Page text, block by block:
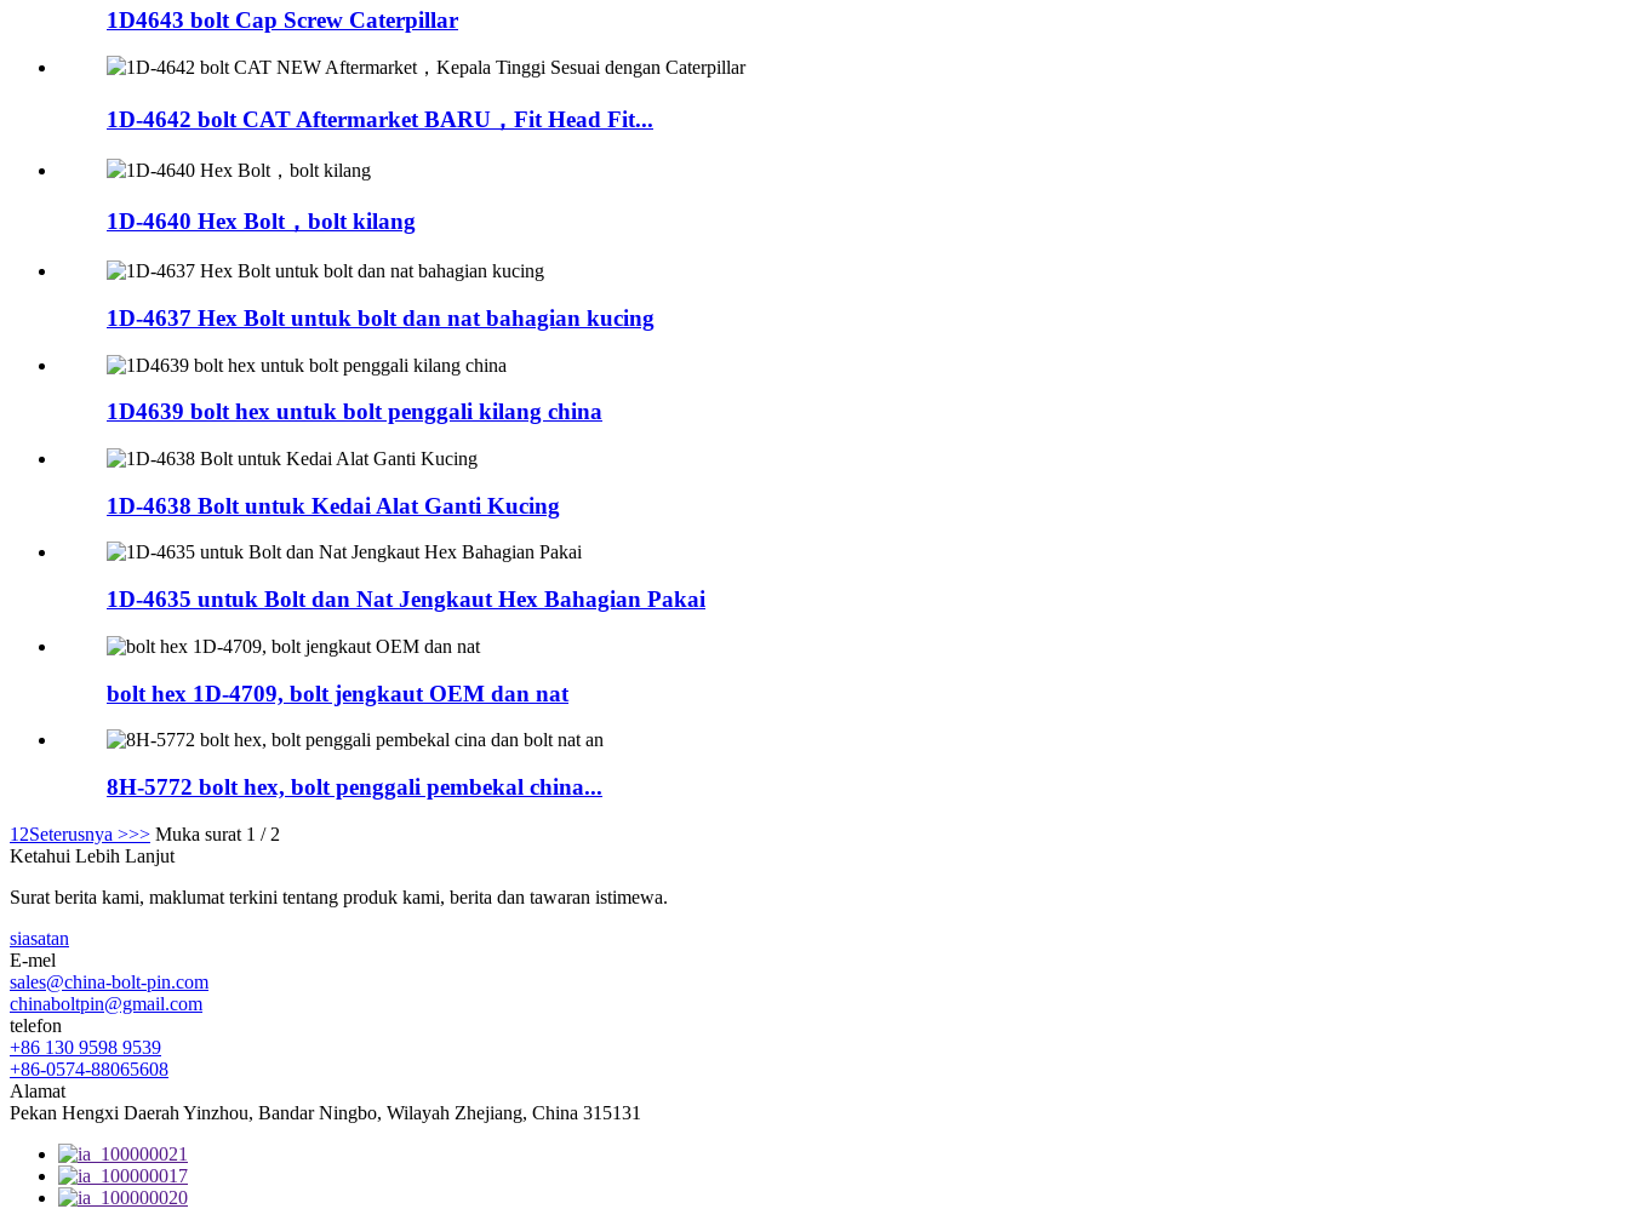
1D4643 bolt Cap Screw Caterpillar
1D-4642 bolt CAT Aftermarket BARU，Fit Head Fit...
1D-4640 Hex Bolt，bolt kilang
1D-4637 Hex Bolt untuk bolt dan nat bahagian kucing
1D4639 bolt hex untuk bolt penggali kilang china
1D-4638 Bolt untuk Kedai Alat Ganti Kucing
1D-4635 untuk Bolt dan Nat Jengkaut Hex Bahagian Pakai
bolt hex 1D-4709, bolt jengkaut OEM dan nat
8H-5772 bolt hex, bolt penggali pembekal china...
1 2Seterusnya >>> Muka surat 1 / 2
Ketahui Lebih Lanjut
Surat berita kami, maklumat terkini tentang produk kami, berita dan tawaran istimewa.
siasatan
E-mel
sales@china-bolt-pin.com
chinaboltpin@gmail.com
telefon
+86 130 9598 9539
+86-0574-88065608
Alamat
Pekan Hengxi Daerah Yinzhou, Bandar Ningbo, Wilayah Zhejiang, China 315131